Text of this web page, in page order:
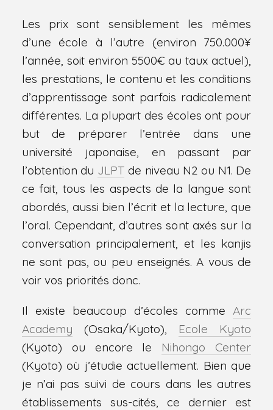
Les prix sont sensiblement les mêmes
d’une école à l’autre (environ 750.000¥
l’année, soit environ 5500€ au taux actuel),
les prestations, le contenu et les conditions
d’apprentissage sont parfois radicalement
différentes. La plupart des écoles ont pour
but de préparer l’entrée dans une
université japonaise, en passant par
l’obtention du JLPT de niveau N2 ou N1. De
ce fait, tous les aspects de la langue sont
abordés, aussi bien l’écrit et la lecture, que
l’oral. Cependant, d’autres sont axés sur la
conversation principalement, et les kanjis
ne sont pas, ou peu enseignés. A vous de
voir vos priorités donc.
Il existe beaucoup d’écoles comme Arc
Academy (Osaka/Kyoto), Ecole Kyoto
(Kyoto) ou encore le Nihongo Center
(Kyoto) où j’étudie actuellement. Bien que
je n’ai pas suivi de cours dans les autres
établissements sus-cités, ce dernier est